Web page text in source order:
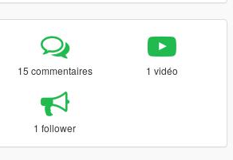
15 commentaires 1 vidéo
1 follower